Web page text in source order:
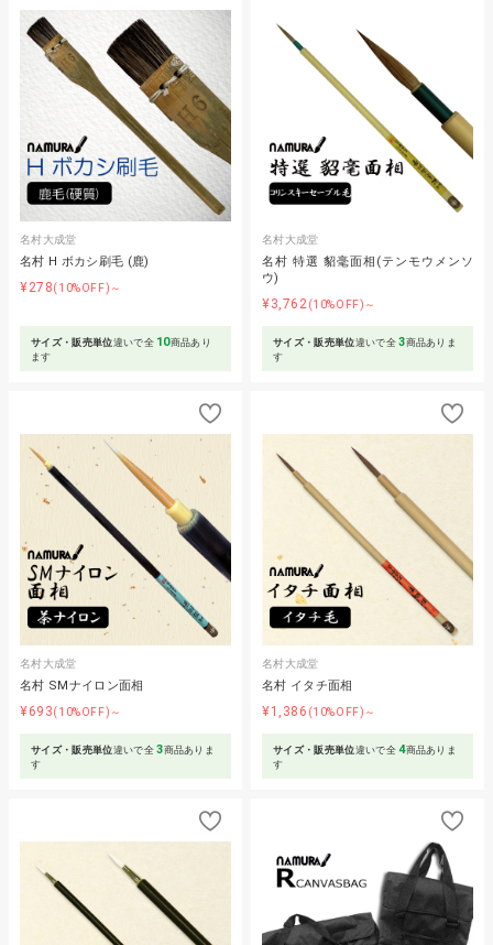
名村大成堂
名村 H ボカシ刷毛 (鹿)
¥278(10%OFF)～
サイズ・販売単位違いで全 10商品あり
ます
名村大成堂
名村 特選 貂毫面相(テンモウメンソ
ウ)
¥3,762 (10%OFF)～
サイズ・販売単位違いで全3商品ありま
す
名村大成堂
名村 SMナイロン面相
¥693(10%OFF)～
サイズ・販売単位違いで全3商品ありま
す
名村大成堂
名村 イタチ面相
¥1,386 (10%OFF)～
サイズ・販売単位違いで全4商品ありま
す